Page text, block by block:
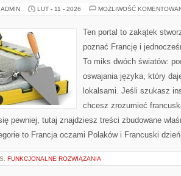
LUT - 11 - 2026 MOŻLIWOŚĆ
Ten portal to zakątek
poznać Francję i
To miks dwóch światów:
oswajania języka, który
lokalsami. Jeśli szukasz
chcesz zrozumieć
pewniej, tutaj znajdziesz treści zbudowane
to Francja oczami Polaków i Francuski
FUNKCJONALNE ROZWIĄZANIA